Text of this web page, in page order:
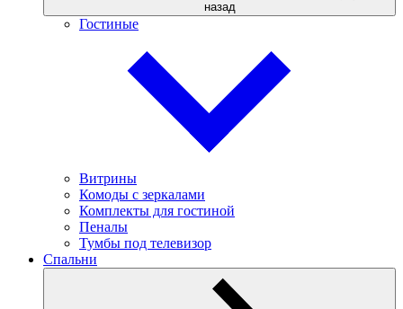
назад
Гостиные
Витрины
Комоды с зеркалами
Комплекты для гостиной
Пеналы
Тумбы под телевизор
Спальни